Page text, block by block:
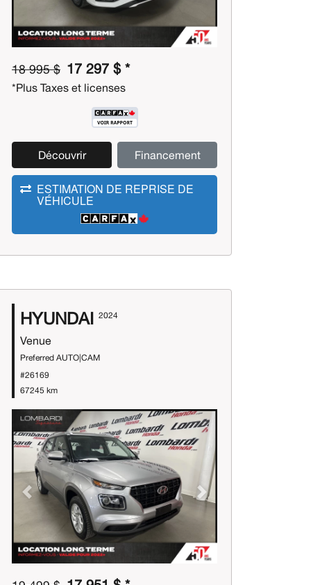
18 995 $ 17 297 $ *
*Plus Taxes et licenses
Découvrir Financement
ESTIMATION DE REPRISE DE
VÉHICULE
HYUNDAI 2024
Venue
Preferred AUTO|CAM
#26169
67245 km
Previous Next